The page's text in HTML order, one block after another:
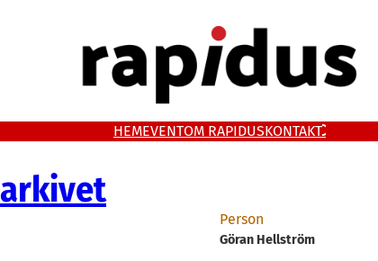
HEMEVENTOM RAPIDUSKONTAKT
arkivet
Person
Göran Hellström